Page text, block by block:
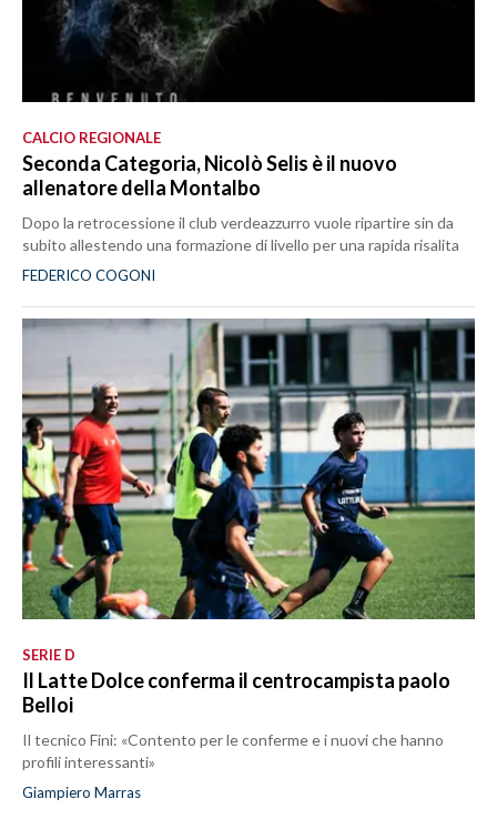
CALCIO REGIONALE
Seconda Categoria, Nicolò Selis è il nuovo
allenatore della Montalbo
Dopo la retrocessione il club verdeazzurro vuole ripartire sin da
subito allestendo una formazione di livello per una rapida risalita
FEDERICO COGONI
SERIE D
Il Latte Dolce conferma il centrocampista paolo
Belloi
Il tecnico Fini: «Contento per le conferme e i nuovi che hanno
profili interessanti»
Giampiero Marras